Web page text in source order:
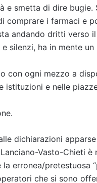
e smetta di dire bugie.
comprare i farmaci e
andando dritti verso
silenzi, ha in mente
con ogni mezzo a
istituzioni e nelle
dichiarazioni
Vasto-Chieti
erronea/pretestuosa
che si sono